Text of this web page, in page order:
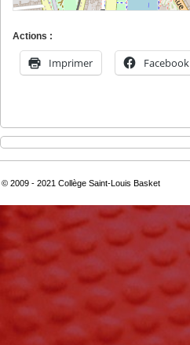
Actions :
Imprimer Facebook
© 2009 - 2021 Collège Saint-Louis Basket